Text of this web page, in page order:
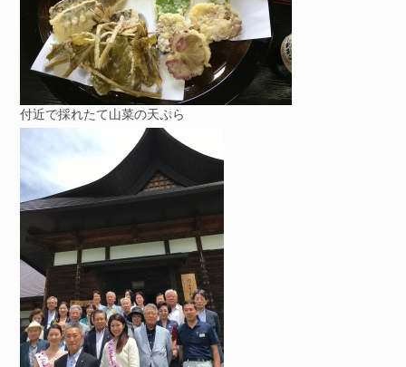
付近で採れたて山菜の天ぷら